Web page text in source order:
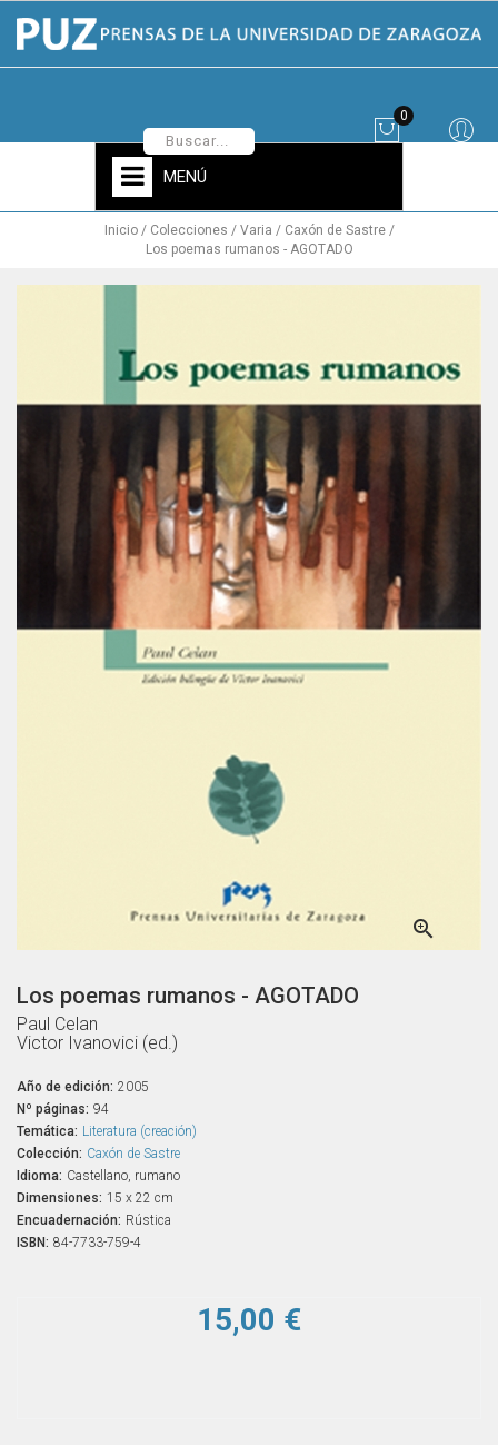
0
MENÚ
Inicio Colecciones Varia
Caxón de Sastre
Los poemas rumanos - AGOTADO

Los poemas rumanos - AGOTADO
Paul Celan
Victor Ivanovici (ed.)
Año de edición: 2005
Nº páginas: 94
Temática: Literatura (creación)
Colección: Caxón de Sastre
Idioma: Castellano, rumano
Dimensiones: 15 x 22 cm
Encuadernación: Rústica
ISBN: 84-7733-759-4
15,00 €